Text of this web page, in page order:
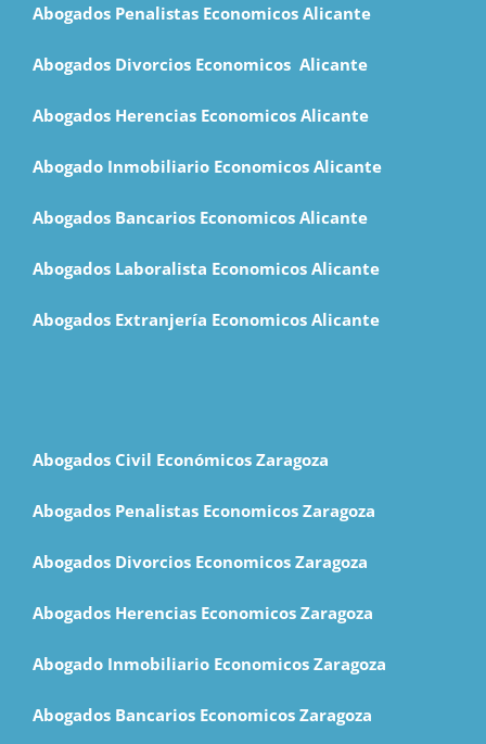
Abogados Penalistas Economicos Alicante
Abogados Divorcios Economicos Alicante
Abogados Herencias Economicos Alicante
Abogado Inmobiliario Economicos Alicante
Abogados Bancarios Economicos Alicante
Abogados Laboralista Economicos Alicante
Abogados Extranjería Economicos Alicante
Abogados Civil Económicos Zaragoza
Abogados Penalistas Economicos Zaragoza
Abogados Divorcios Economicos Zaragoza
Abogados Herencias Economicos Zaragoza
Abogado Inmobiliario Economicos Zaragoza
Abogados Bancarios Economicos Zaragoza